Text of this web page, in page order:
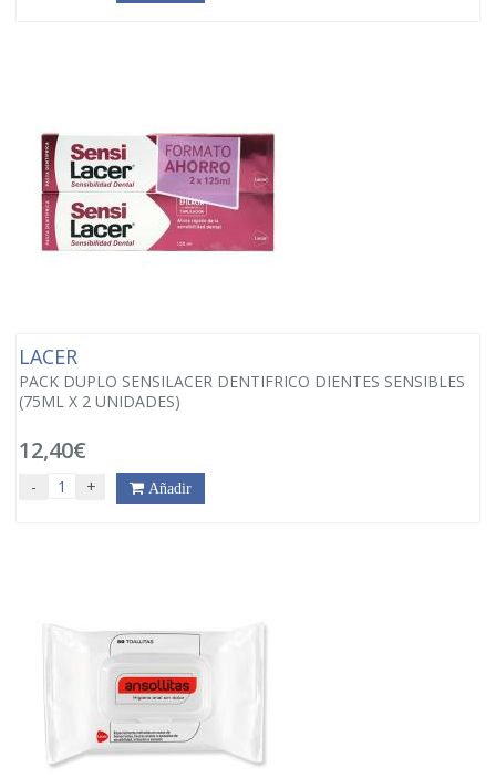
LACER
PACK DUPLO SENSILACER DENTIFRICO DIENTES SENSIBLES
(75ML X 2 UNIDADES)
12,40€
- + Añadir